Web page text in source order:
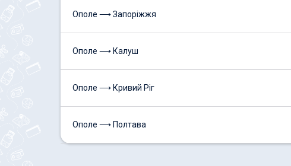
Ополе ⟶ Запоріжжя
Ополе ⟶ Калуш
Ополе ⟶ Кривий Ріг
Ополе ⟶ Полтава